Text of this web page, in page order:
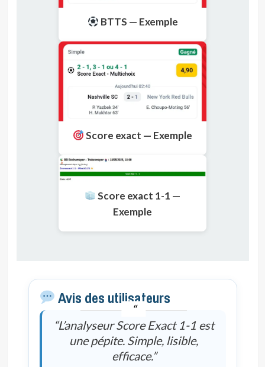
BTTS — Exemple
Score exact — Exemple
Score exact 1-1 —
Exemple
Avis des utilisateurs
“L’analyseur Score Exact 1-1 est
une pépite. Simple, lisible,
efficace.”